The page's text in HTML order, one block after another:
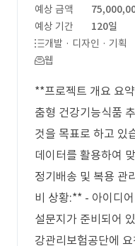
예상 금액
예상 기간
120일
개발 · 디자인 · 기획
웹
**프로젝트 개요 요
춤형 건강기능식품
것을 목표로 하고 있
데이터를 활용하여
정기배송 및 복용 관
비 상황:** - 아이디
설문지가 준비되어
강관리보험공단에